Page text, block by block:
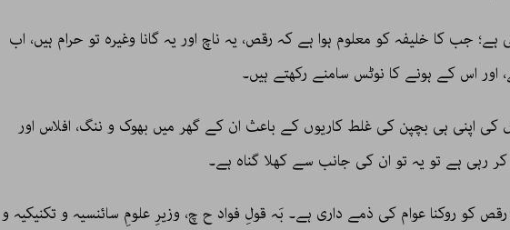
ہے؛ جب کا خلیفہ کو معلوم ہوا ہے کہ رقص، یہ ناچ اور یہ گانا وغیرہ تو حرام ہیں، اب
اور اس کے ہونے کا نوٹس سامنے رکھتے ہیں۔
کی اپنی ہی بچپن کی غلط کاریوں کے باعث ان کے گھر میں بھوک و ننگ، افلاس اور
رہی ہے تو یہ تو ان کی جانب سے کھلا گناہ ہے۔
رقص کو روکنا عوام کی ذمے داری ہے۔ بَہ قولِ فواد ح چ، وزیرِ علومِ سائنسیہ و تکنیکیہ و